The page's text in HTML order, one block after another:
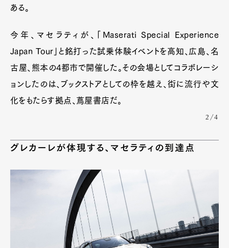
ある。
今年、マセラティが、「Maserati Special Experience
Japan Tour」と銘打った試乗体験イベントを高知、広島、名
古屋、熊本の4都市で開催した。その会場としてコラボレーシ
ョンしたのは、ブックストアとしての枠を越え、街に流行や文
化をもたらす拠点、蔦屋書店だ。
2/4
グレカーレが体現する、マセラティの到達点